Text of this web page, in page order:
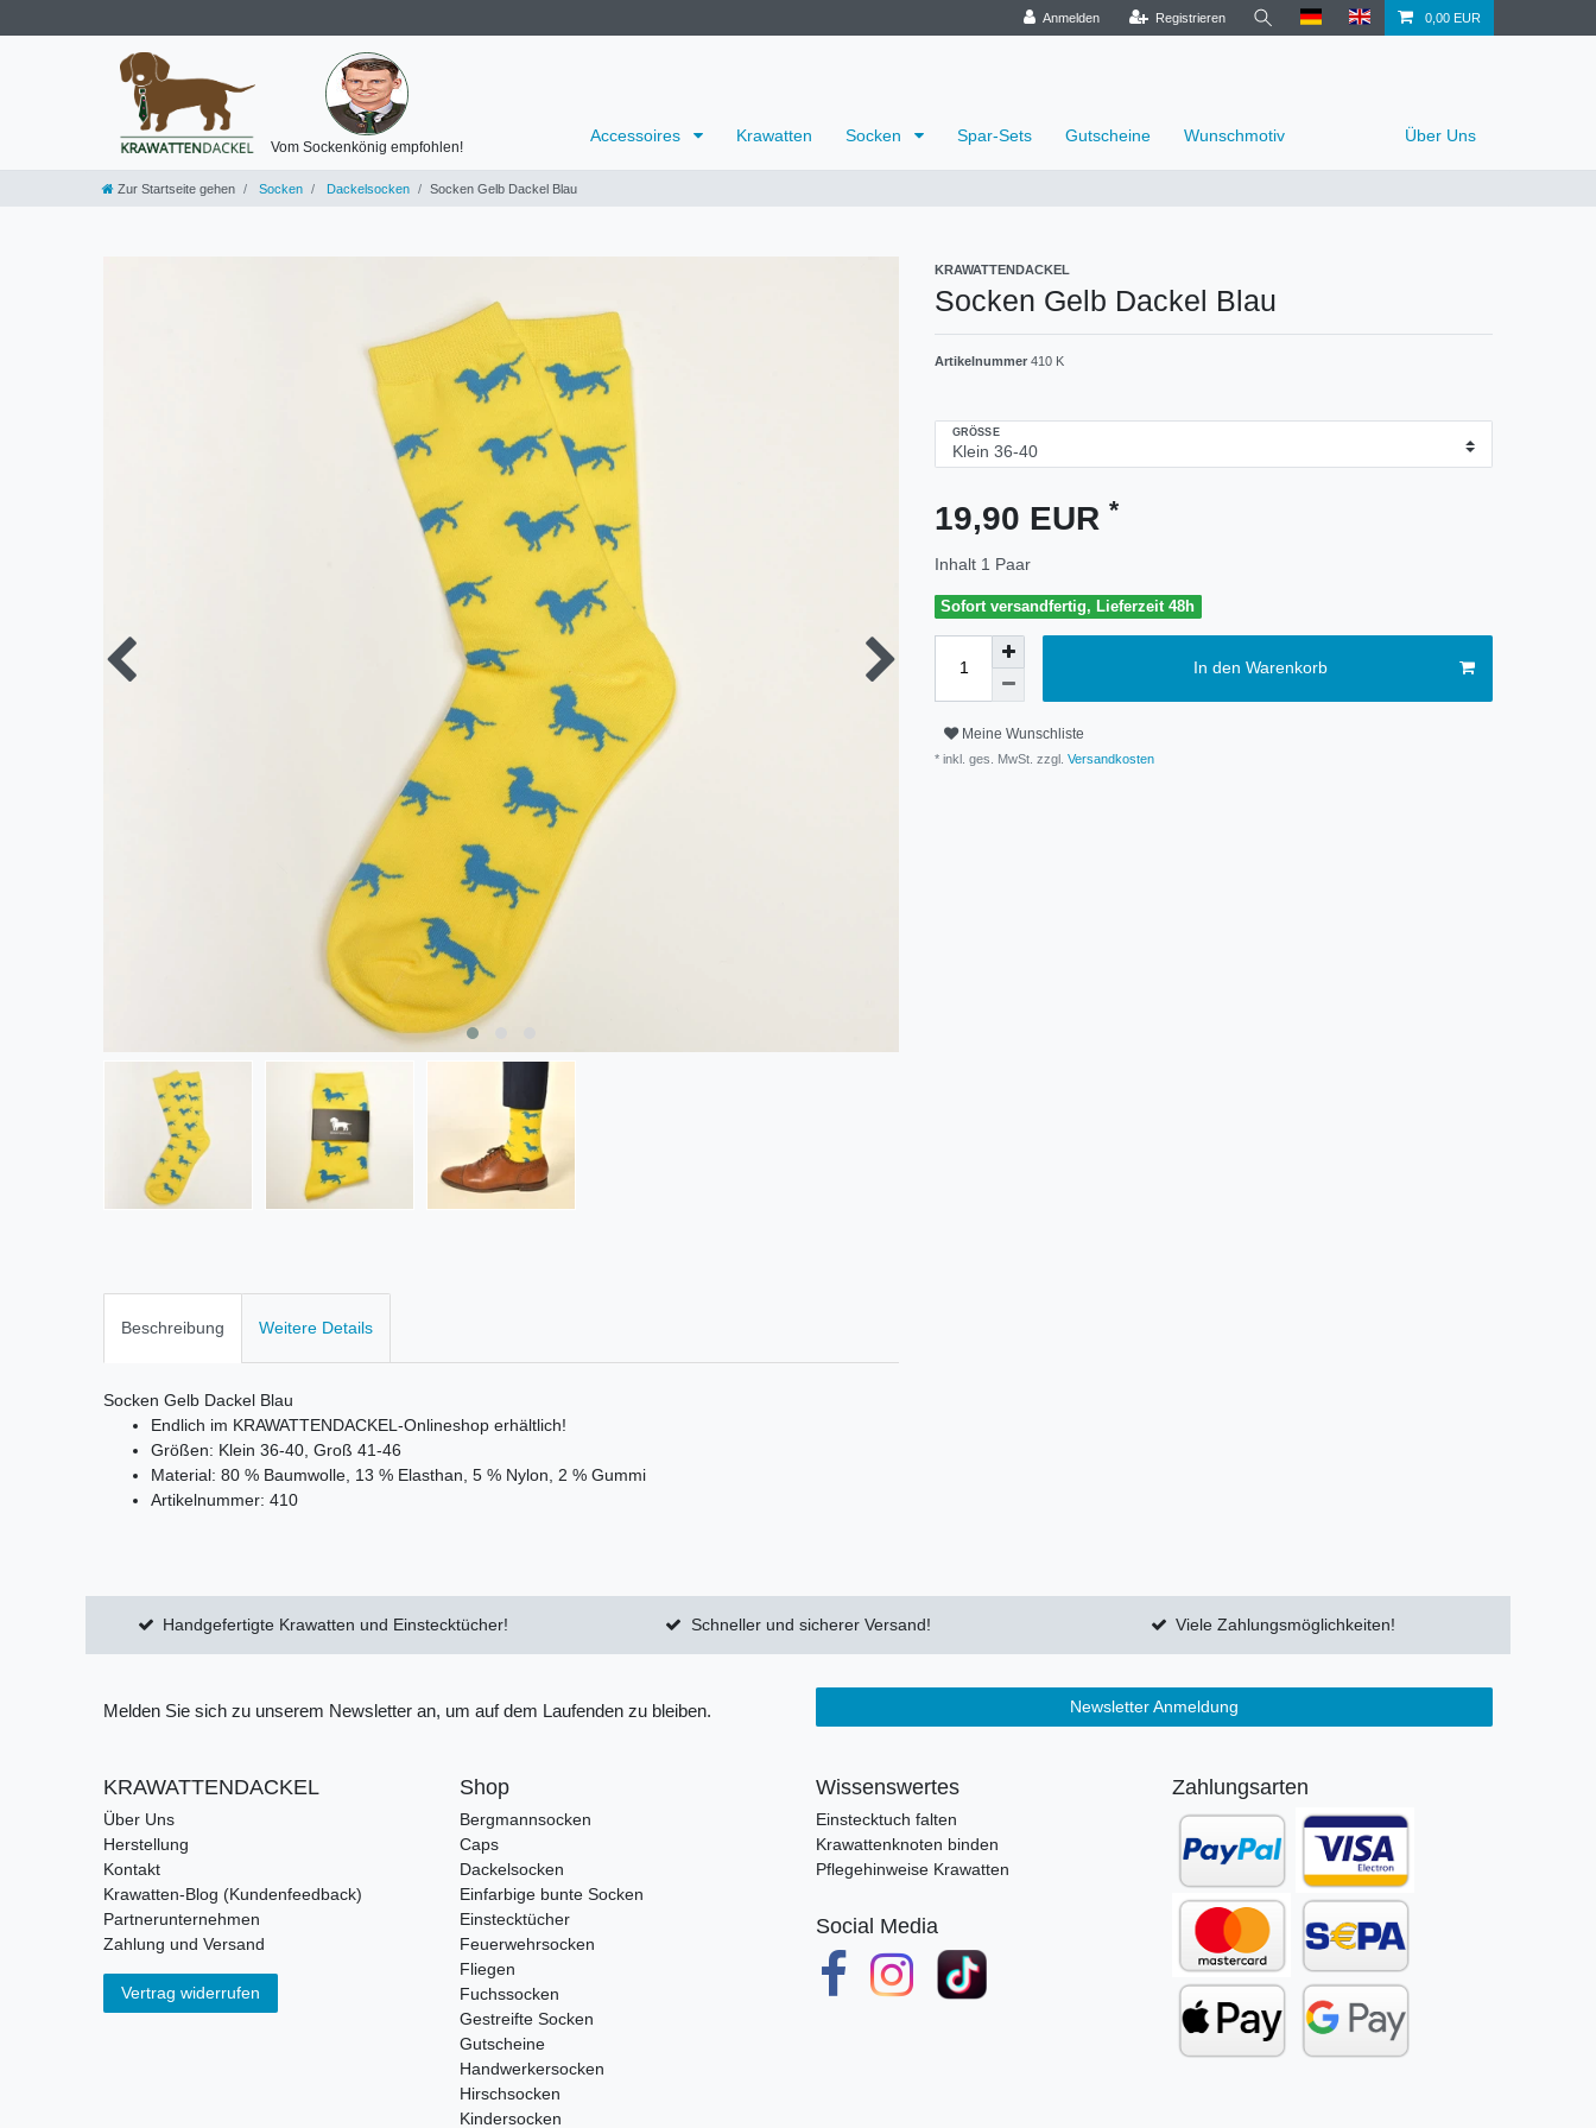
Anmelden Registrieren 0,00 EUR
Vom Sockenkönig empfohlen!
Accessoires Krawatten Socken Spar-Sets Gutscheine Wunschmotiv Über Uns
Zur Startseite gehen Socken Dackelsocken Socken Gelb Dackel Blau
KRAWATTENDACKEL
Socken Gelb Dackel Blau
Artikelnummer 410 K
GRÖSSE
19,90 EUR *
Inhalt 1 Paar
Sofort versandfertig, Lieferzeit 48h
In den Warenkorb
Meine Wunschliste
* inkl. ges. MwSt. zzgl. Versandkosten
Beschreibung Weitere Details
Socken Gelb Dackel Blau
Endlich im KRAWATTENDACKEL-Onlineshop erhältlich!
Größen: Klein 36-40, Groß 41-46
Material: 80 % Baumwolle, 13 % Elasthan, 5 % Nylon, 2 % Gummi
Artikelnummer: 410
Handgefertigte Krawatten und Einstecktücher! Schneller und sicherer Versand! Viele Zahlungsmöglichkeiten!
Melden Sie sich zu unserem Newsletter an, um auf dem Laufenden zu bleiben. Newsletter Anmeldung
KRAWATTENDACKEL
Über Uns
Herstellung
Kontakt
Krawatten-Blog (Kundenfeedback)
Partnerunternehmen
Zahlung und Versand
Vertrag widerrufen
Shop
Bergmannsocken
Caps
Dackelsocken
Einfarbige bunte Socken
Einstecktücher
Feuerwehrsocken
Fliegen
Fuchssocken
Gestreifte Socken
Gutscheine
Handwerkersocken
Hirschsocken
Kindersocken
Wissenswertes
Einstecktuch falten
Krawattenknoten binden
Pflegehinweise Krawatten
Social Media
Zahlungsarten